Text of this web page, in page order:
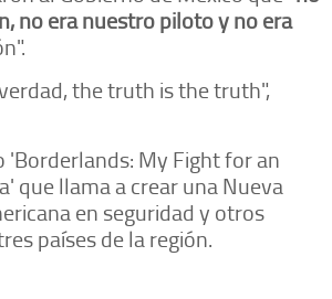
no era nuestro piloto y no era
the truth is the truth",
'Borderlands: My Fight for an
que llama a crear una Nueva
en seguridad y otros
países de la región.